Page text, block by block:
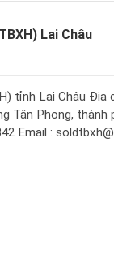
Lai Châu
tỉnh Lai Châu Địa
Tân Phong, thành
Email :